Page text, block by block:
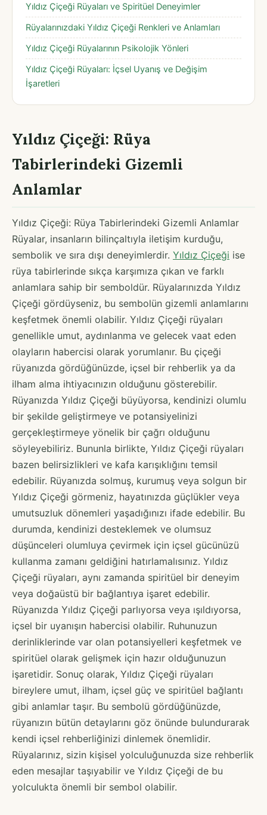
Yıldız Çiçeği Rüyaları ve Spiritüel Deneyimler
Rüyalarınızdaki Yıldız Çiçeği Renkleri ve Anlamları
Yıldız Çiçeği Rüyalarının Psikolojik Yönleri
Yıldız Çiçeği Rüyaları: İçsel Uyanış ve Değişim
İşaretleri
Yıldız Çiçeği: Rüya
Tabirlerindeki Gizemli
Anlamlar
Yıldız Çiçeği: Rüya Tabirlerindeki Gizemli Anlamlar
Rüyalar, insanların bilinçaltıyla iletişim kurduğu,
sembolik ve sıra dışı deneyimlerdir. Yıldız Çiçeği ise
rüya tabirlerinde sıkça karşımıza çıkan ve farklı
anlamlara sahip bir semboldür. Rüyalarınızda Yıldız
Çiçeği gördüyseniz, bu sembolün gizemli anlamlarını
keşfetmek önemli olabilir. Yıldız Çiçeği rüyaları
genellikle umut, aydınlanma ve gelecek vaat eden
olayların habercisi olarak yorumlanır. Bu çiçeği
rüyanızda gördüğünüzde, içsel bir rehberlik ya da
ilham alma ihtiyacınızın olduğunu gösterebilir.
Rüyanızda Yıldız Çiçeği büyüyorsa, kendinizi olumlu
bir şekilde geliştirmeye ve potansiyelinizi
gerçekleştirmeye yönelik bir çağrı olduğunu
söyleyebiliriz. Bununla birlikte, Yıldız Çiçeği rüyaları
bazen belirsizlikleri ve kafa karışıklığını temsil
edebilir. Rüyanızda solmuş, kurumuş veya solgun bir
Yıldız Çiçeği görmeniz, hayatınızda güçlükler veya
umutsuzluk dönemleri yaşadığınızı ifade edebilir. Bu
durumda, kendinizi desteklemek ve olumsuz
düşünceleri olumluya çevirmek için içsel gücünüzü
kullanma zamanı geldiğini hatırlamalısınız. Yıldız
Çiçeği rüyaları, aynı zamanda spiritüel bir deneyim
veya doğaüstü bir bağlantıya işaret edebilir.
Rüyanızda Yıldız Çiçeği parlıyorsa veya ışıldıyorsa,
içsel bir uyanışın habercisi olabilir. Ruhunuzun
derinliklerinde var olan potansiyelleri keşfetmek ve
spiritüel olarak gelişmek için hazır olduğunuzun
işaretidir. Sonuç olarak, Yıldız Çiçeği rüyaları
bireylere umut, ilham, içsel güç ve spiritüel bağlantı
gibi anlamlar taşır. Bu sembolü gördüğünüzde,
rüyanızın bütün detaylarını göz önünde bulundurarak
kendi içsel rehberliğinizi dinlemek önemlidir.
Rüyalarınız, sizin kişisel yolculuğunuzda size rehberlik
eden mesajlar taşıyabilir ve Yıldız Çiçeği de bu
yolculukta önemli bir sembol olabilir.